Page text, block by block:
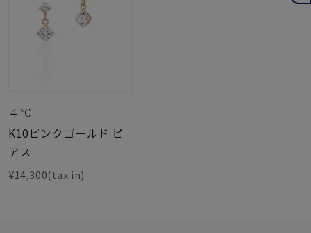
４℃
K10ピンクゴールド ピ
アス
¥14,300(tax in)